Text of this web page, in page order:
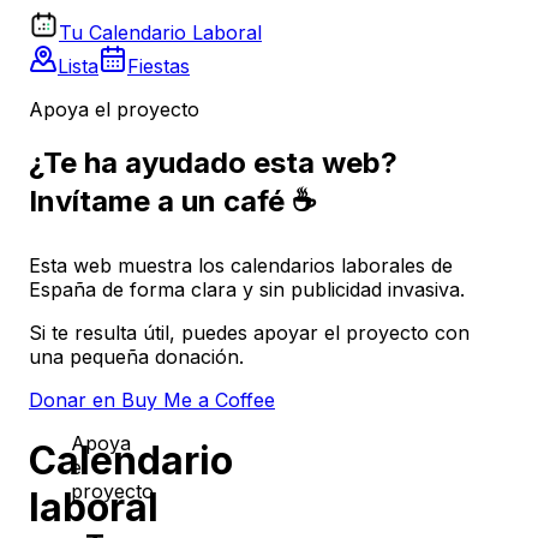
Tu Calendario Laboral
Lista
Fiestas
Apoya el proyecto
¿Te ha ayudado esta web?
Invítame a un café ☕
Esta web muestra los calendarios laborales de
España de forma clara y sin publicidad invasiva.
Si te resulta útil, puedes apoyar el proyecto con
una pequeña donación.
Donar en Buy Me a Coffee
Calendario
laboral
Apoya
el
proyecto